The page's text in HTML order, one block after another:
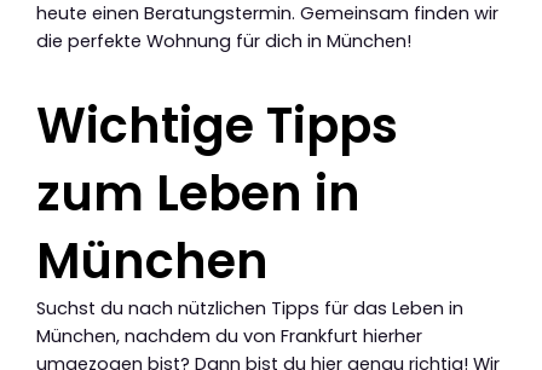
heute einen Beratungstermin. Gemeinsam finden wir
die perfekte Wohnung für dich in München!
Wichtige Tipps
zum Leben in
München
Suchst du nach nützlichen Tipps für das Leben in
München, nachdem du von Frankfurt hierher
umgezogen bist? Dann bist du hier genau richtig! Wir